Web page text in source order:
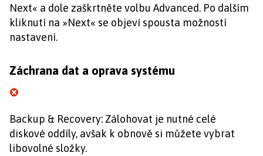
Next« a dole zaškrtněte volbu Advanced. Po dalším
kliknutí na »Next« se objeví spousta možností
nastavení.
Záchrana dat a oprava systému
Backup & Recovery: Zálohovat je nutné celé
diskové oddíly, avšak k obnově si můžete vybrat
libovolné složky.